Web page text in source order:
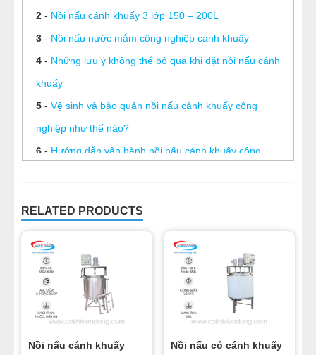
2- Nồi nấu cánh khuấy 3 lớp 150 – 200L
3- Nồi nấu nước mắm công nghiệp cánh khuấy
4- Những lưu ý không thể bỏ qua khi đặt nồi nấu cánh
khuấy
5- Vệ sinh và bảo quản nồi nấu cánh khuấy công
nghiệp như thế nào?
6- Hướng dẫn vận hành nồi nấu cánh khuấy công
8-Nồi nấu cánh khuấy 3 lớp 150- 400 Lít
9-Nồi nấu có cánh khuấy công nghiệp 400 lit
10- Nồi nấu cánh khuấy công nghiệp đặt hàng
RELATED PRODUCTS
Nồi nấu cánh khuấy
Nồi nấu có cánh khuấy